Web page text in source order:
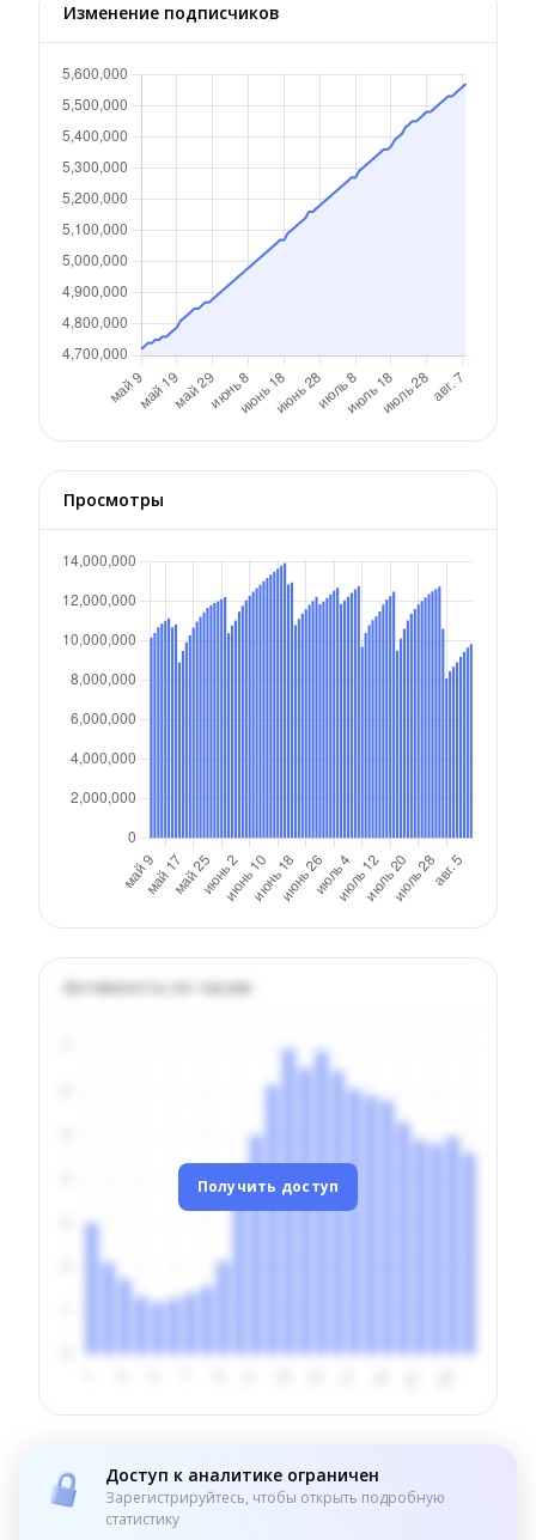
Изменение подписчиков
Просмотры
Активность по часам
Получить доступ
Доступ к аналитике ограничен
Зарегистрируйтесь, чтобы открыть подробную
статистику